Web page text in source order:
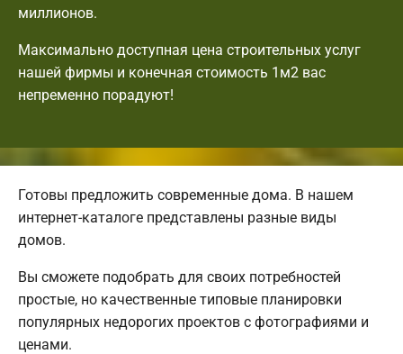
миллионов.
Максимально доступная цена строительных услуг
нашей фирмы и конечная стоимость 1м2 вас
непременно порадуют!
Готовы предложить современные дома. В нашем
интернет-каталоге представлены разные виды
домов.
Вы сможете подобрать для своих потребностей
простые, но качественные типовые планировки
популярных недорогих проектов с фотографиями и
ценами.